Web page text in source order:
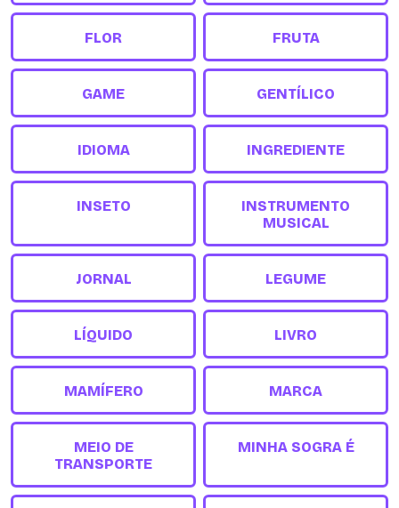
FLOR FRUTA
GAME GENTÍLICO
IDIOMA INGREDIENTE
INSETO
INSTRUMENTO
MUSICAL
JORNAL LEGUME
LÍQUIDO LIVRO
MAMÍFERO MARCA
MEIO DE
TRANSPORTE
MINHA SOGRA É